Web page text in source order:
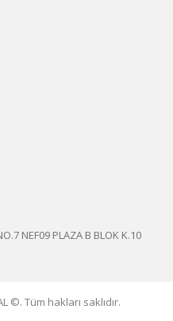
NEF09 PLAZA B BLOK K.10
©. Tüm hakları saklıdır.